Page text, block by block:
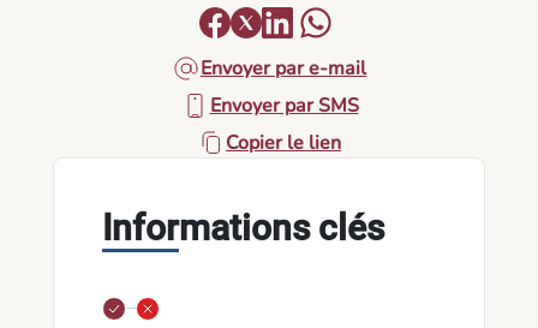
Envoyer par e-mail
Envoyer par SMS
Copier le lien
Informations clés